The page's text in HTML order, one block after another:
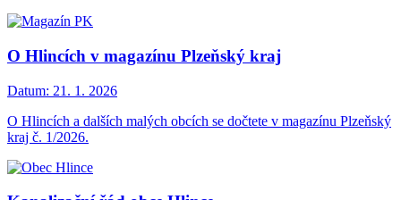
O Hlincích v magazínu Plzeňský kraj
Datum: 21. 1. 2026
O Hlincích a dalších malých obcích se dočtete v magazínu Plzeňský
kraj č. 1/2026.